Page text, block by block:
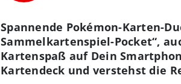
Spannende Pokémon-Karten-
Sammelkartenspiel-Pocket“,
Kartenspaß auf Dein
Kartendeck und verstehst die